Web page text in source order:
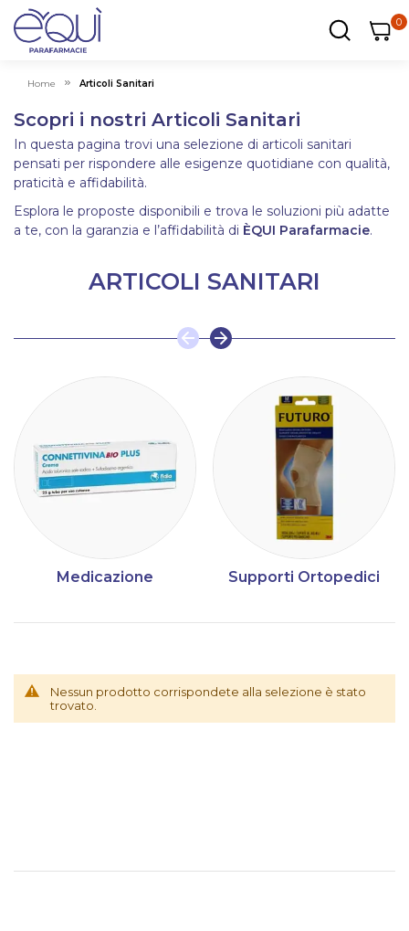
00
Home Articoli Sanitari
Scopri i nostri Articoli Sanitari
In questa pagina trovi una selezione di articoli sanitari
pensati per rispondere alle esigenze quotidiane con qualità,
praticità e affidabilità.
Esplora le proposte disponibili e trova le soluzioni più adatte
a te, con la garanzia e l’affidabilità di ÈQUI Parafarmacie.
ARTICOLI SANITARI
Medicazione Supporti Ortopedici
Nessun prodotto corrispondete alla selezione è stato
trovato.